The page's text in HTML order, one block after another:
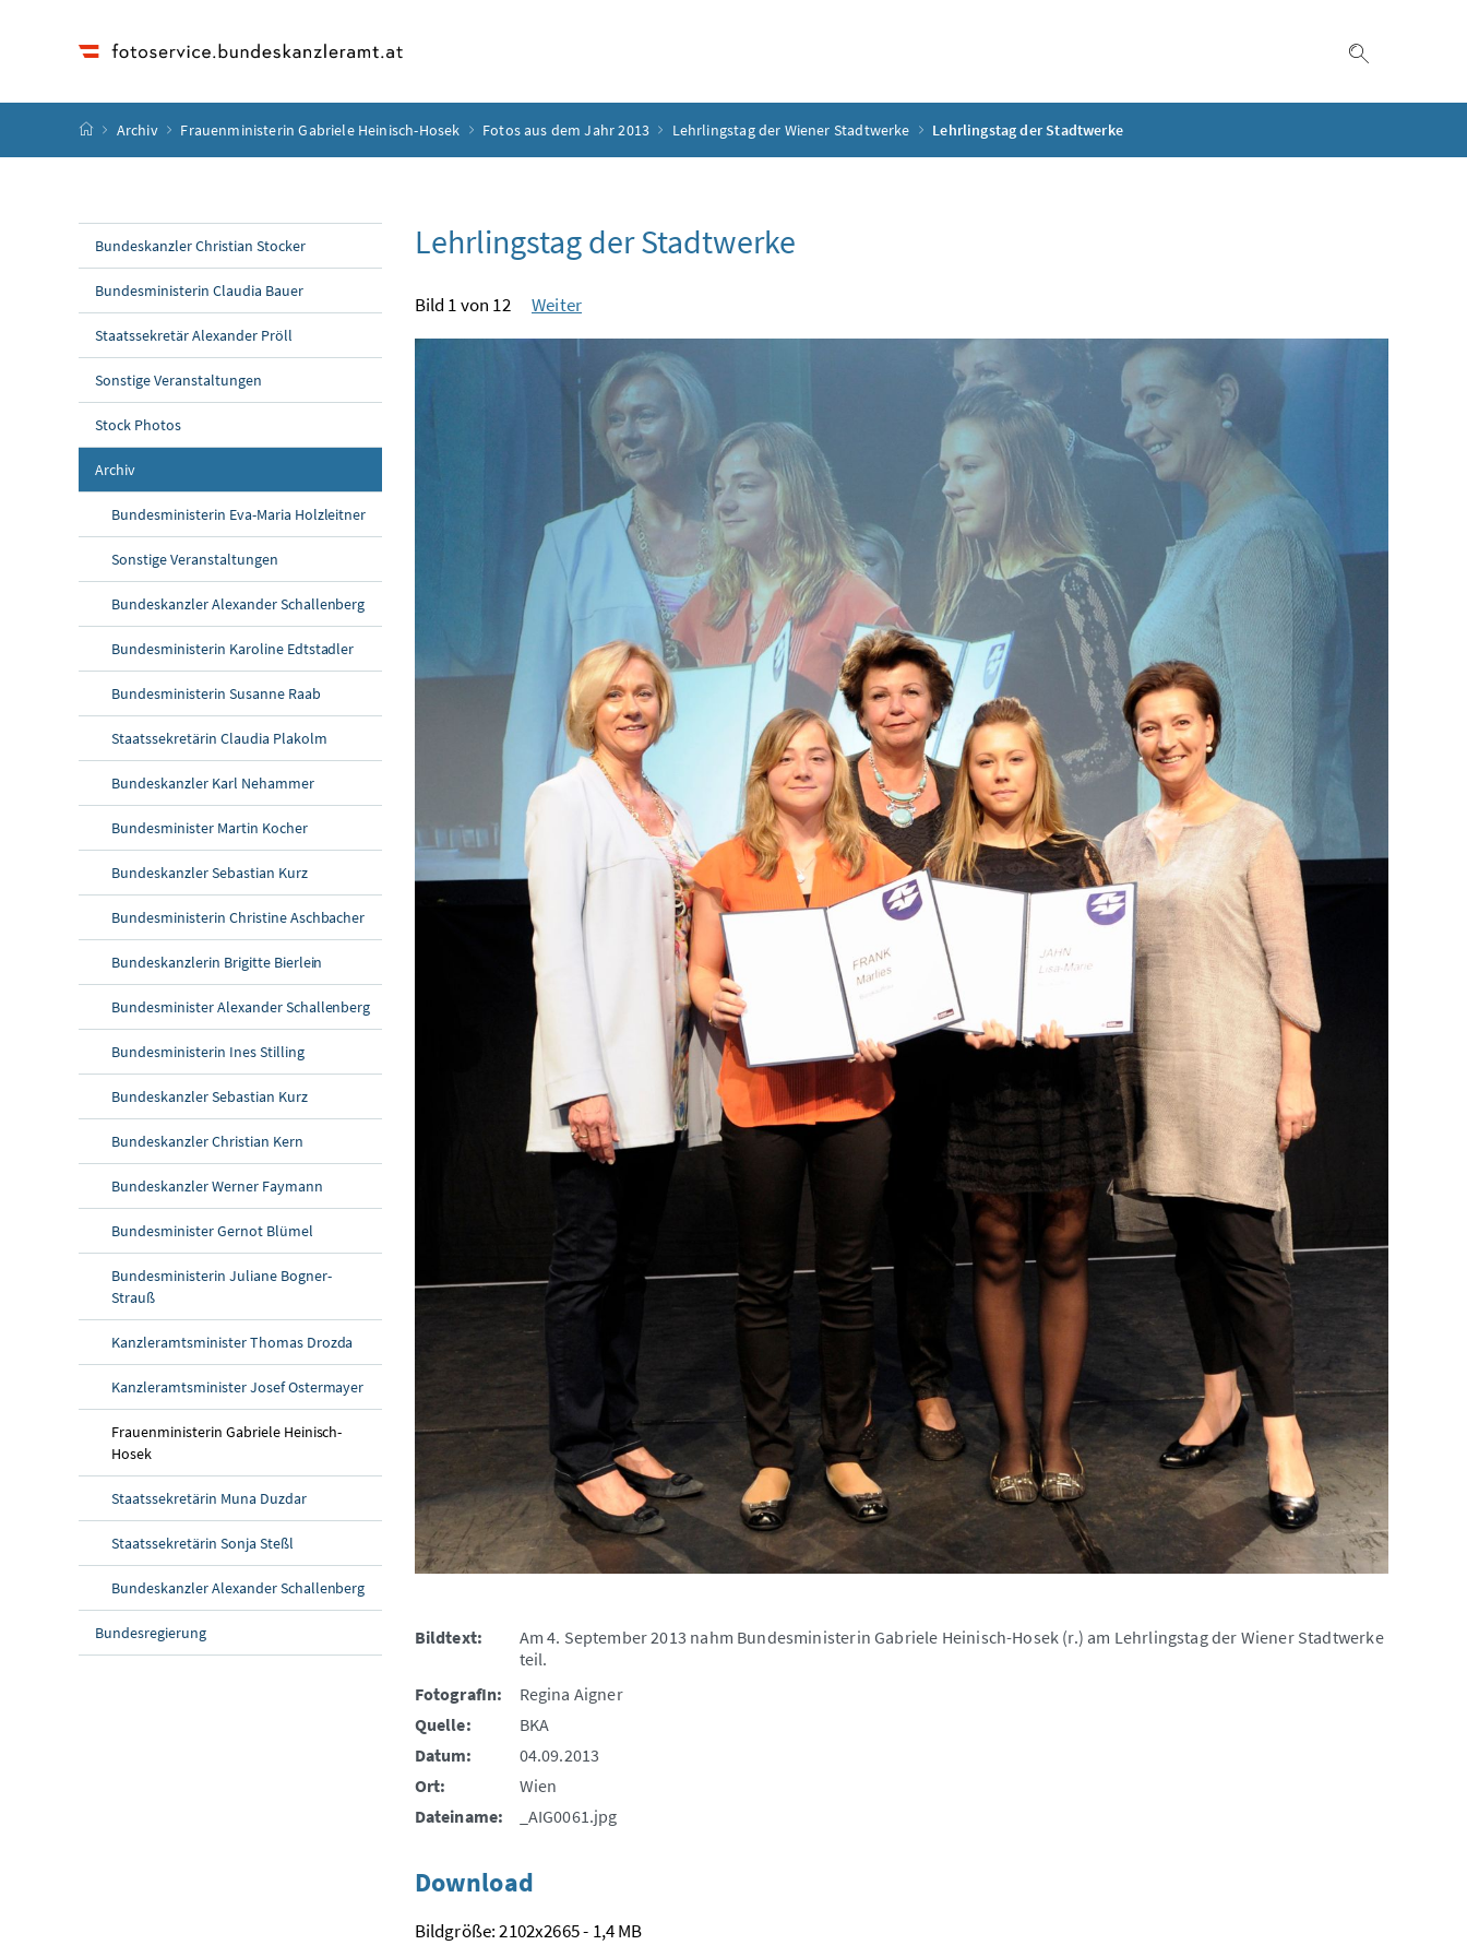
Startseite
Archiv Frauenministerin Gabriele Heinisch-Hosek Fotos aus dem Jahr 2013 Lehrlingstag der Wiener Stadtwerke Lehrlingstag der Stadtwerke
Bundeskanzler Christian Stocker
Bundesministerin Claudia Bauer
Staatssekretär Alexander Pröll
Sonstige Veranstaltungen
Stock Photos
Archiv
Bundesministerin Eva-Maria Holzleitner
Sonstige Veranstaltungen
Bundeskanzler Alexander Schallenberg
Bundesministerin Karoline Edtstadler
Bundesministerin Susanne Raab
Staatssekretärin Claudia Plakolm
Bundeskanzler Karl Nehammer
Bundesminister Martin Kocher
Bundeskanzler Sebastian Kurz
Bundesministerin Christine Aschbacher
Bundeskanzlerin Brigitte Bierlein
Bundesminister Alexander Schallenberg
Bundesministerin Ines Stilling
Bundeskanzler Sebastian Kurz
Bundeskanzler Christian Kern
Bundeskanzler Werner Faymann
Bundesminister Gernot Blümel
Bundesministerin Juliane Bogner-
Strauß
Kanzleramtsminister Thomas Drozda
Kanzleramtsminister Josef Ostermayer
Frauenministerin Gabriele Heinisch-
Hosek
Staatssekretärin Muna Duzdar
Staatssekretärin Sonja Steßl
Bundeskanzler Alexander Schallenberg
Bundesregierung
Lehrlingstag der Stadtwerke
Bild 1 von 12 Weiter
Bildtext:
Am 4. September 2013 nahm Bundesministerin Gabriele Heinisch-Hosek (r.) am Lehrlingstag der Wiener Stadtwerke
teil.
FotografIn:
Regina Aigner
Quelle:
BKA
Datum:
04.09.2013
Ort:
Wien
Dateiname:
_AIG0061.jpg
Download
Bildgröße: 2102x2665 - 1,4 MB